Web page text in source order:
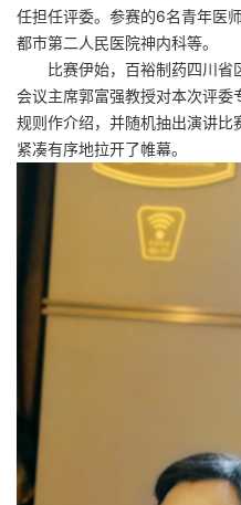
任担任评委。参赛的6名青年医
都市第二人民医院神内科等。
比赛伊始，百裕制药四川省
会议主席郭富强教授对本次评
规则作介绍，并随机抽出演讲
紧凑有序地拉开了帷幕。